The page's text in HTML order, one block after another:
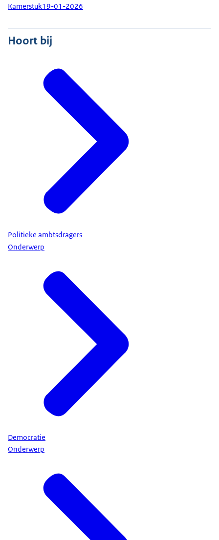
Kamerstuk19-01-2026
Hoort bij
Politieke ambtsdragers
Onderwerp
Democratie
Onderwerp